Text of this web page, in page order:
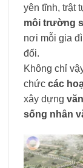
yên tĩnh, trật
môi trường
nơi mỗi gia
đối.
Không chỉ
chức các
xây dựng
sống nhân